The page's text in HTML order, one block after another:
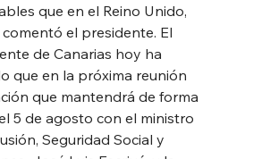
que en el Reino Unido,
comentó el presidente. El
de Canarias hoy ha
que en la próxima reunión
que mantendrá de forma
5 de agosto con el ministro
Seguridad Social y